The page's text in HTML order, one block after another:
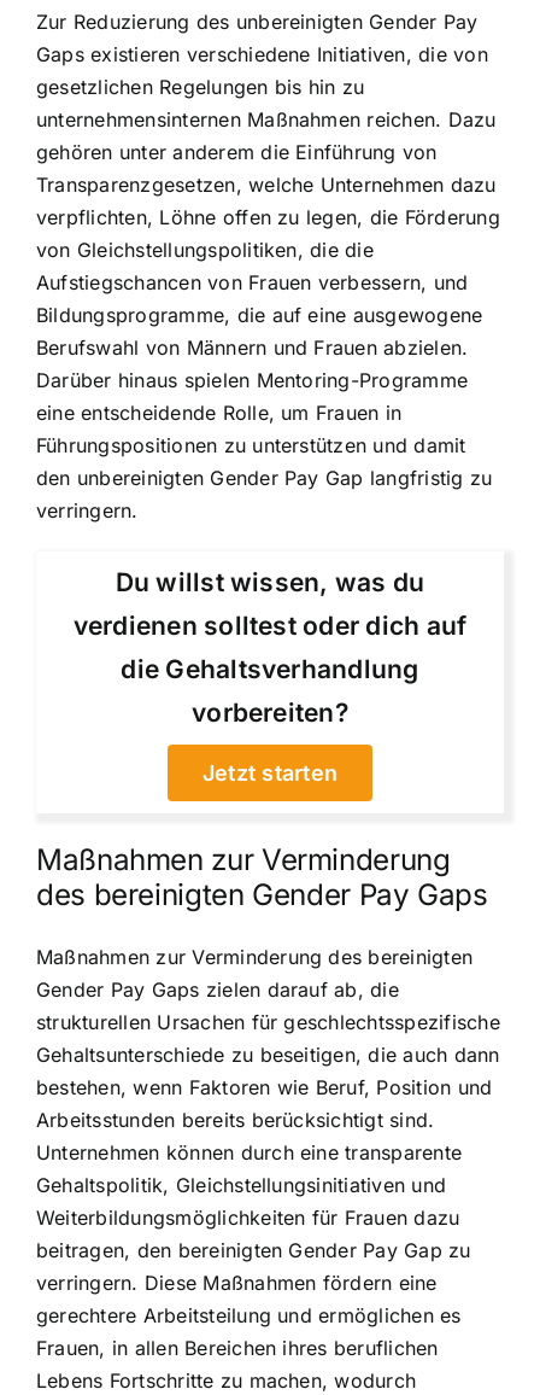
Zur Reduzierung des unbereinigten Gender Pay
Gaps existieren verschiedene Initiativen, die von
gesetzlichen Regelungen bis hin zu
unternehmensinternen Maßnahmen reichen. Dazu
gehören unter anderem die Einführung von
Transparenzgesetzen, welche Unternehmen dazu
verpflichten, Löhne offen zu legen, die Förderung
von Gleichstellungspolitiken, die die
Aufstiegschancen von Frauen verbessern, und
Bildungsprogramme, die auf eine ausgewogene
Berufswahl von Männern und Frauen abzielen.
Darüber hinaus spielen Mentoring-Programme
eine entscheidende Rolle, um Frauen in
Führungspositionen zu unterstützen und damit
den unbereinigten Gender Pay Gap langfristig zu
verringern.
Du willst wissen, was du
verdienen solltest oder dich auf
die Gehaltsverhandlung
vorbereiten?
Jetzt starten
Maßnahmen zur Verminderung
des bereinigten Gender Pay Gaps
Maßnahmen zur Verminderung des bereinigten
Gender Pay Gaps zielen darauf ab, die
strukturellen Ursachen für geschlechtsspezifische
Gehaltsunterschiede zu beseitigen, die auch dann
bestehen, wenn Faktoren wie Beruf, Position und
Arbeitsstunden bereits berücksichtigt sind.
Unternehmen können durch eine transparente
Gehaltspolitik, Gleichstellungsinitiativen und
Weiterbildungsmöglichkeiten für Frauen dazu
beitragen, den bereinigten Gender Pay Gap zu
verringern. Diese Maßnahmen fördern eine
gerechtere Arbeitsteilung und ermöglichen es
Frauen, in allen Bereichen ihres beruflichen
Lebens Fortschritte zu machen, wodurch